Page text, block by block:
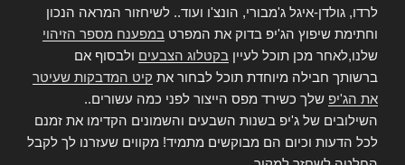
לרדו, גולדן-איגל ג'מבורי, הונצ'ו ועוד.. לשיחזור המראה הנכון
וחתימת שיפוץ הג'יפ בדוק את המפרט במפענח מספר הזיהוי
שלנו,לאחר מכן תוכל לעיין בקטלוג הצבעים ולבסוף אם
ברשותך חבילה מיוחדת תוכל לבחור את קיט המדבקות שעיטר
את הג'יפ שלך כשירד מפס הייצור לפני כמה עשורים..
השילובים של ג'יפ בשנות השבעים והשמונים הקדימו את זמנם
לכל הדעות וכיום הם מבוקשים מתמיד! מקווים שעזרנו לך לקבל